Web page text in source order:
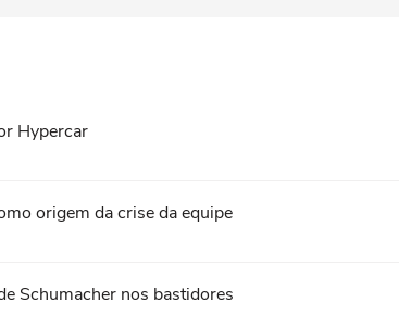
Hypercar
origem da crise da equipe
Schumacher nos bastidores